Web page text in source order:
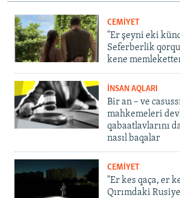
CEMİYET
"Er şeyni eki
Seferberlik
kene
İNSAN AQLARI
Bir an – ve
mahkemeleri
qabaatlavlarını
nasıl baqalar
CEMİYET
"Er kes qaça, er
Qırımdaki